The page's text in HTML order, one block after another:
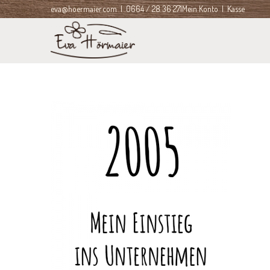
eva@hoermaier.com| 0664 / 28 36 271Mein Konto|Kasse